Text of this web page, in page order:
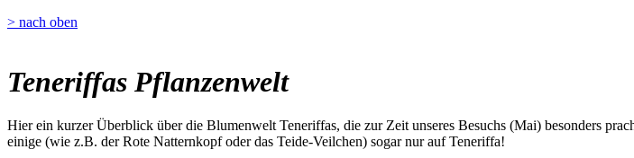
> nach oben
Teneriffas Pflanzenwelt
Hier ein kurzer Überblick über die Blumenwelt Teneriffas, die zur Zeit unseres Besuchs (Mai) besonders
einige (wie z.B. der Rote Natternkopf oder das Teide-Veilchen) sogar nur auf Teneriffa!